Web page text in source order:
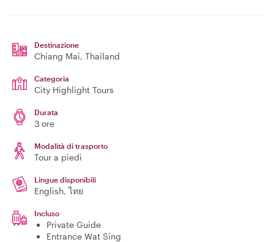
Destinazione
Chiang Mai, Thailand
Categoria
City Highlight Tours
Durata
3 ore
Modalità di trasporto
Tour a piedi
Lingue disponibili
English, ไทย
Incluso
Private Guide
Entrance Wat Sing